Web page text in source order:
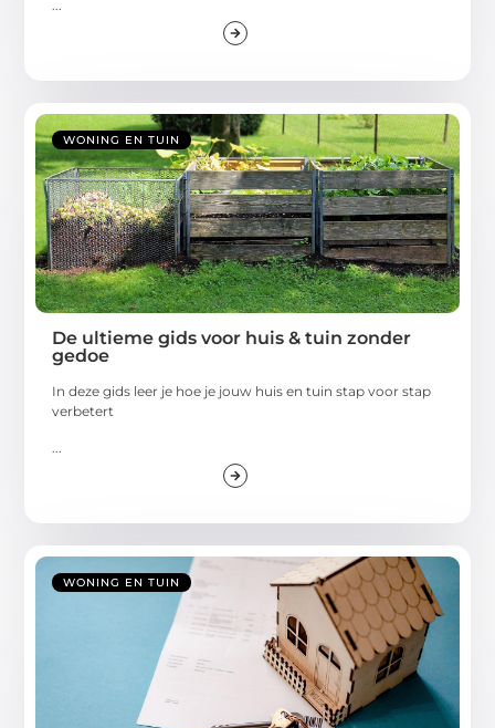
WONING EN TUIN
De ultieme gids voor huis & tuin zonder
gedoe
In deze gids leer je hoe je jouw huis en tuin stap voor stap
verbetert
WONING EN TUIN